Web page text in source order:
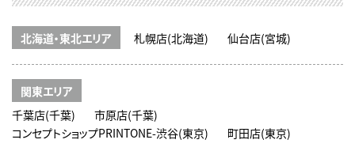
北海道・東北エリア 札幌店(北海道) 仙台店(宮城)
関東エリア
千葉店(千葉)
市原店(千葉)
コンセプトショップPRINTONE-渋谷(東京)
町田店(東京)